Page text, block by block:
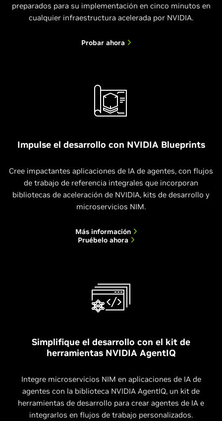
preparados para su implementación en cinco minutos en
cualquier infraestructura acelerada por NVIDIA.
Probar ahora
Impulse el desarrollo con NVIDIA Blueprints
Cree impactantes aplicaciones de IA de agentes, con flujos
de trabajo de referencia integrales que incorporan
bibliotecas de aceleración de NVIDIA, kits de desarrollo y
microservicios NIM.
Más información
Pruébelo ahora
Simplifique el desarrollo con el kit de
herramientas NVIDIA AgentIQ
Integre microservicios NIM en aplicaciones de IA de
agentes con la biblioteca NVIDIA AgentIQ, un kit de
herramientas de desarrollo para crear agentes de IA e
integrarlos en flujos de trabajo personalizados.